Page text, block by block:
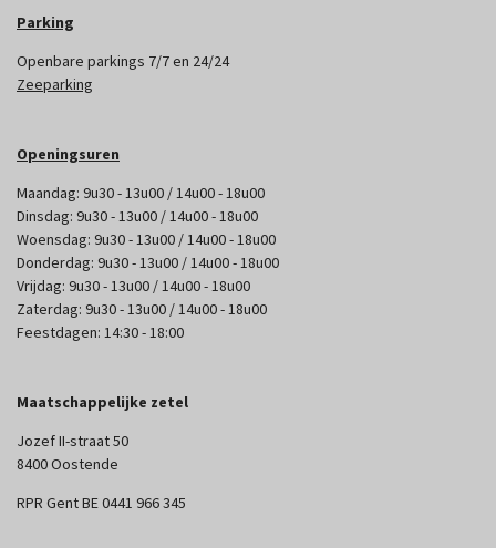
Parking
Openbare parkings 7/7 en 24/24
Zeeparking
Openingsuren
Maandag: 9u30 - 13u00 / 14u00 - 18u00
Dinsdag: 9u30 - 13u00 / 14u00 - 18u00
Woensdag: 9u30 - 13u00 / 14u00 - 18u00
Donderdag: 9u30 - 13u00 / 14u00 - 18u00
Vrijdag: 9u30 - 13u00 / 14u00 - 18u00
Zaterdag: 9u30 - 13u00 / 14u00 - 18u00
Feestdagen: 14:30 - 18:00
Maatschappelijke zetel
Jozef II-straat 50
8400 Oostende
RPR Gent BE 0441 966 345